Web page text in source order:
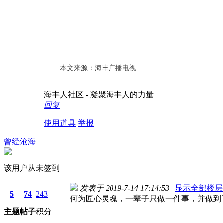
本文来源：海丰广播电视
海丰人社区 - 凝聚海丰人的力量
回复
使用道具 举报
曾经沧海
该用户从未签到
5
主题
74
帖子
243
积分
发表于 2019-7-14 17:14:53 | 显示全部楼层
何为匠心灵魂，一辈子只做一件事，并做到